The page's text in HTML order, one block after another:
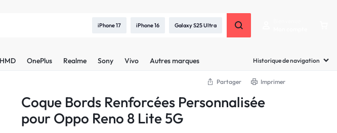
iPhone 17 iPhone 16 Galaxy S25 Ultra
OnePlus Realme Sony Vivo Autres marques Historique de navigation
Partager Imprimer
Coque Bords Renforcées Personnalisée
pour Oppo Reno 8 Lite 5G